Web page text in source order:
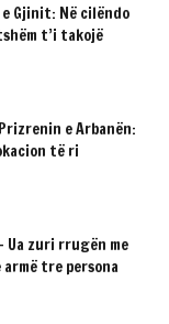
Gjinit: Në cilëndo
t’i takojë
e Arbanën:
të ri
Ua zuri rrugën me
tre persona